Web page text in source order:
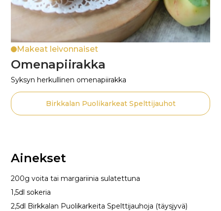
Makeat leivonnaiset
Omenapiirakka
Syksyn herkullinen omenapiirakka
Birkkalan Puolikarkeat Spelttijauhot
Ainekset
200g voita tai margariinia sulatettuna
1,5dl sokeria
2,5dl Birkkalan Puolikarkeita Spelttijauhoja (täysjyvä)